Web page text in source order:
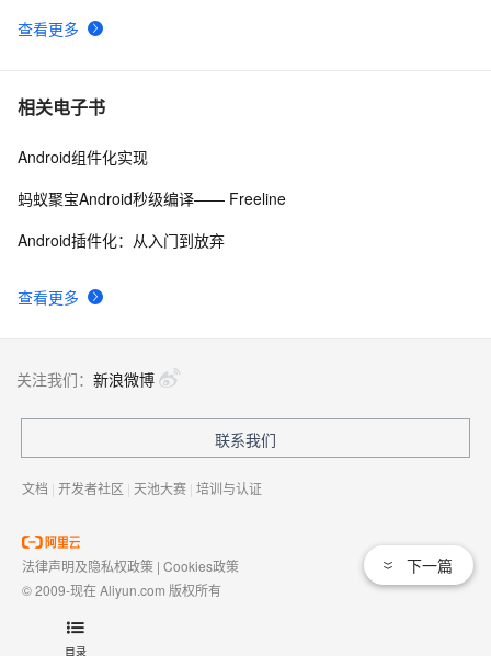
目录
9 objective-c中线程编程一例
10
查看更多
相关电子书
查看更多
Android组件化实现
蚂蚁聚宝Android秒级编译—— Freeline
Android插件化：从入门到放弃
下一篇
关注我们： 新浪微博
联系我们
文档 | 开发者社区 | 天池大赛 | 培训与认证
法律声明及隐私权政策 | Cookies政策
© 2009-现在 Aliyun.com 版权所有
域名注册服务机构许可：